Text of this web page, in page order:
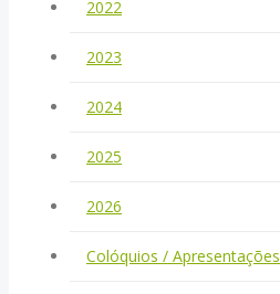
2022
2023
2024
2025
2026
Colóquios / Apresentações